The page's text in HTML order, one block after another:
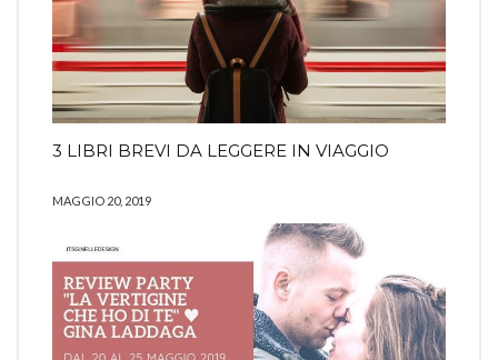
3 LIBRI BREVI DA LEGGERE IN VIAGGIO
MAGGIO 20, 2019